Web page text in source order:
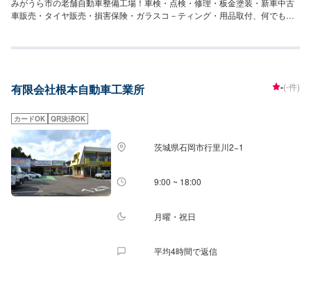
みがうら市の老舗自動車整備工場！車検・点検・修理・板金塗装・新車中古
車販売・タイヤ販売・損害保険・ガラスコ－ティング・用品取付、何でも承
有限会社根本自動車工業所 -(-件)
カードOK QR決済OK
茨城県石岡市行里川2−1
9:00 ~ 18:00
月曜・祝日
平均4時間で返信